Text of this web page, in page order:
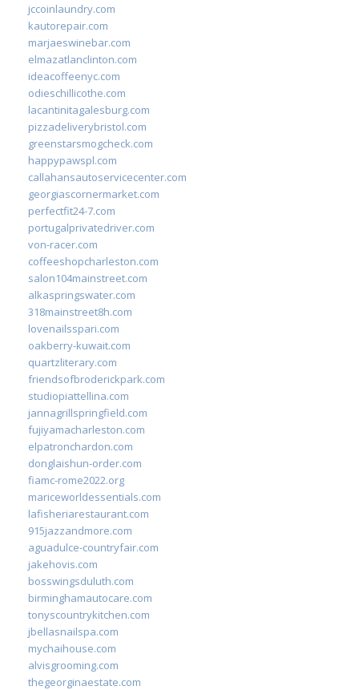
jccoinlaundry.com
kautorepair.com
marjaeswinebar.com
elmazatlanclinton.com
ideacoffeenyc.com
odieschillicothe.com
lacantinitagalesburg.com
pizzadeliverybristol.com
greenstarsmogcheck.com
happypawspl.com
callahansautoservicecenter.com
georgiascornermarket.com
perfectfit24-7.com
portugalprivatedriver.com
von-racer.com
coffeeshopcharleston.com
salon104mainstreet.com
alkaspringswater.com
318mainstreet8h.com
lovenailsspari.com
oakberry-kuwait.com
quartzliterary.com
friendsofbroderickpark.com
studiopiattellina.com
jannagrillspringfield.com
fujiyamacharleston.com
elpatronchardon.com
donglaishun-order.com
fiamc-rome2022.org
mariceworldessentials.com
lafisheriarestaurant.com
915jazzandmore.com
aguadulce-countryfair.com
jakehovis.com
bosswingsduluth.com
birminghamautocare.com
tonyscountrykitchen.com
jbellasnailspa.com
mychaihouse.com
alvisgrooming.com
thegeorginaestate.com